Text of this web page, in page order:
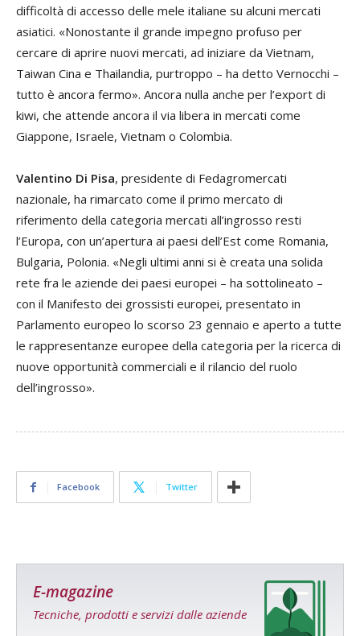
difficoltà di accesso delle mele italiane su alcuni mercati
asiatici. «Nonostante il grande impegno profuso per
cercare di aprire nuovi mercati, ad iniziare da Vietnam,
Taiwan Cina e Thailandia, purtroppo – ha detto Vernocchi –
tutto è ancora fermo». Ancora nulla anche per l’export di
kiwi, che attende ancora il via libera in mercati come
Giappone, Israele, Vietnam o Colombia.
Valentino Di Pisa, presidente di Fedagromercati
nazionale, ha rimarcato come il primo mercato di
riferimento della categoria mercati all’ingrosso resti
l’Europa, con un’apertura ai paesi dell’Est come Romania,
Bulgaria, Polonia. «Negli ultimi anni si è creata una solida
rete fra le aziende dei paesi europei – ha sottolineato –
con il Manifesto dei grossisti europei, presentato in
Parlamento europeo lo scorso 23 gennaio e aperto a tutte
le rappresentanze europee della categoria per la ricerca di
nuove opportunità commerciali e il rilancio del ruolo
dell’ingrosso».
Facebook Twitter
E-magazine
Tecniche, prodotti e servizi dalle aziende